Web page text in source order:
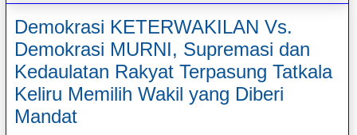
Demokrasi KETERWAKILAN Vs.
Demokrasi MURNI, Supremasi dan
Kedaulatan Rakyat Terpasung Tatkala
Keliru Memilih Wakil yang Diberi
Mandat